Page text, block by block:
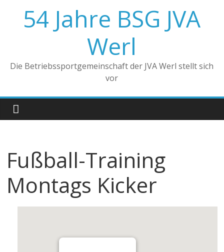
springen54 Jahre BSG JVA
Werl
Die Betriebssportgemeinschaft der JVA Werl stellt sich
vor
Fußball-Training
Montags Kicker